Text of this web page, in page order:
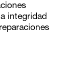
integridad